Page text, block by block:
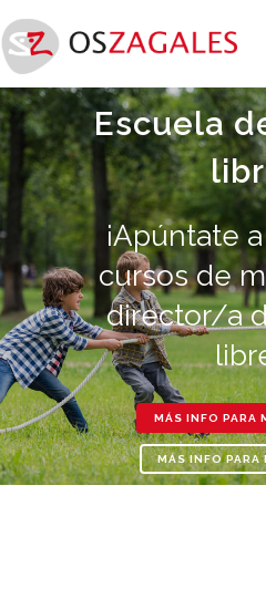
Escuela
¡Apúntate
cursos de
director/a
MÁS INFO PARA
MÁS INFO